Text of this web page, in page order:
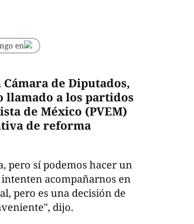
en
de Diputados,
llamado a los partidos
de México (PVEM)
de reforma
pero sí podemos hacer un
acompañarnos en
pero es una decisión de
dijo.